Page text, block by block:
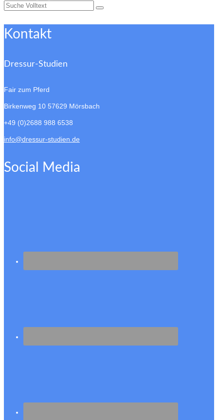
Suche
Kontakt
Dressur-Studien
Fair zum Pferd
Birkenweg 10 57629 Mörsbach
+49 (0)2688 988 6538
info@dressur-studien.de
Social Media